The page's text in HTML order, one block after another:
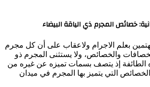
خصائص المجرم ذي الياقة البيضاء
بعلم الاجرام ولاعقاب على أن كل مجرم
والخصائص، ولا يستثنى المجرم ذو
الطائفة إذ يتصف بسمات تميزه عن غيره من
التي يتميز بها المجرم في ميدان